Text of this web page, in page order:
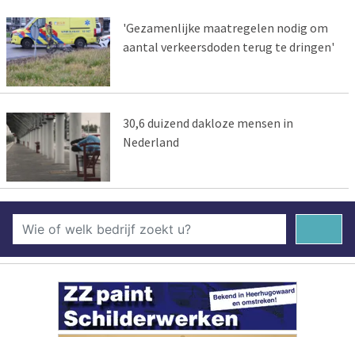
'Gezamenlijke maatregelen nodig om
aantal verkeersdoden terug te dringen'
30,6 duizend dakloze mensen in
Nederland